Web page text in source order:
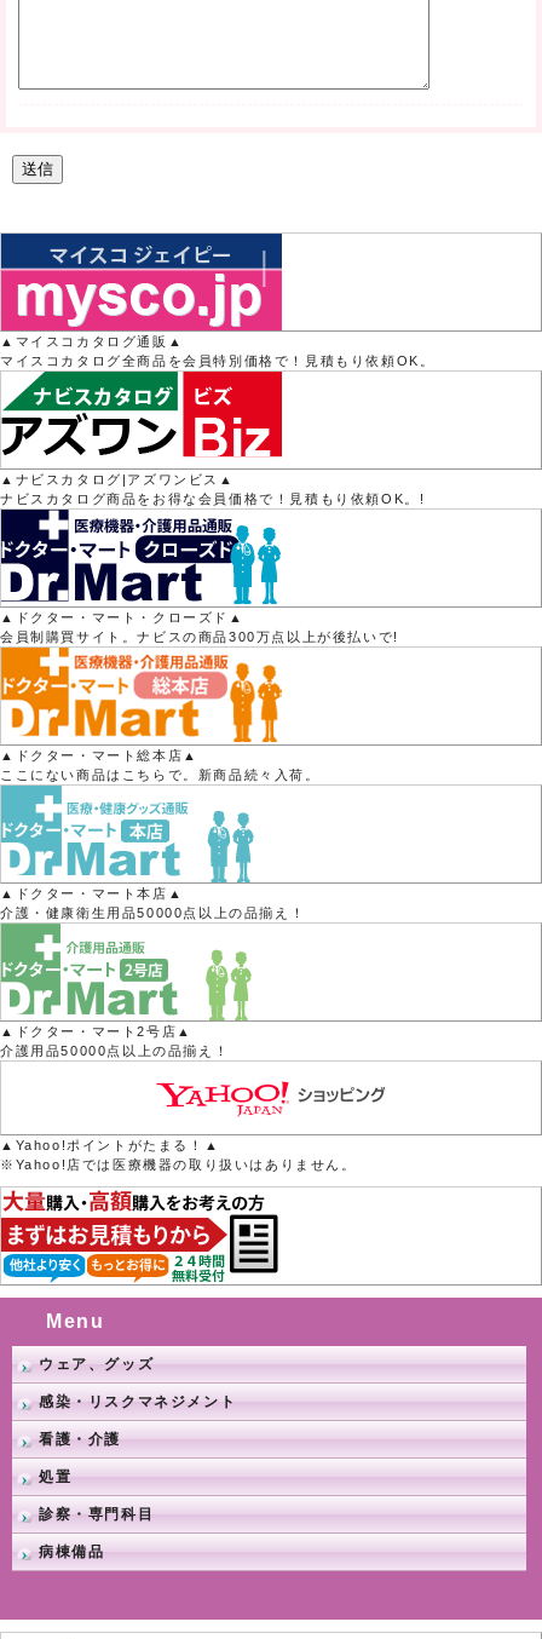
▲マイスコカタログ通販▲
マイスコカタログ全商品を会員特別価格で！見積もり依頼OK。
▲ナビスカタログ|アズワンビス▲
ナビスカタログ商品をお得な会員価格で！見積もり依頼OK。!
▲ドクター・マート・クローズド▲
会員制購買サイト。ナビスの商品300万点以上が後払いで!
▲ドクター・マート総本店▲
ここにない商品はこちらで。新商品続々入荷。
▲ドクター・マート本店▲
介護・健康衛生用品50000点以上の品揃え！
▲ドクター・マート2号店▲
介護用品50000点以上の品揃え！
▲Yahoo!ポイントがたまる！▲
※Yahoo!店では医療機器の取り扱いはありません。
Menu
ウェア、グッズ
感染・リスクマネジメント
看護・介護
処置
診察・専門科目
病棟備品